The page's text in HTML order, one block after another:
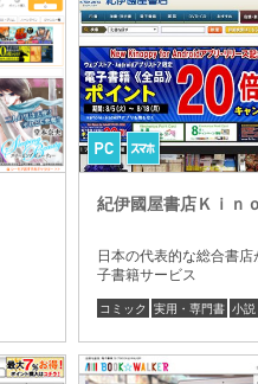
紀伊國屋書店Ｋｉｎ
日本の代表的な総合書
子書籍サービス
コミック 実用・専門書 小説